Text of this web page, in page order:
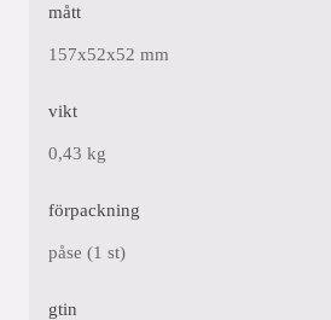
mått
157x52x52 mm
vikt
0,43 kg
förpackning
påse (1 st)
gtin